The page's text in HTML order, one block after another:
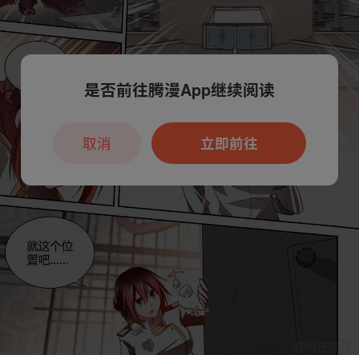
是否前往腾漫App继续阅读
立即前往
取消